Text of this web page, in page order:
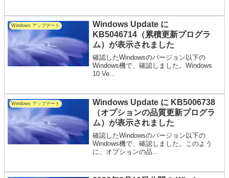
Windows アップデート
Windows Update に
KB5046714（累積更新プログラ
ム）が表示されました
確認したWindowsのバージョン以下の
Windows機で、確認しました。Windows
10 Ve...
Windows アップデート
Windows Update に KB5006738
（オプションの品質更新プログラ
ム）が表示されました
確認したWindowsのバージョン以下の
Windows機で、確認しました。このよう
に、オプションの品...